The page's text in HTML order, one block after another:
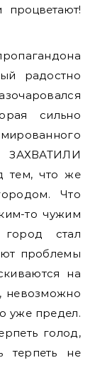
процветают!
радостно
сильно
ЗАХВАТИЛИ
тем, что же
Что
то чужим
стал
проблемы
на
невозможно
уже предел.
голод,
терпеть не